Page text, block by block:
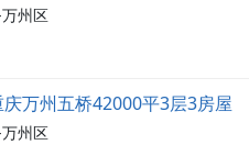
州区
万州五桥42000平3层3房屋
州区